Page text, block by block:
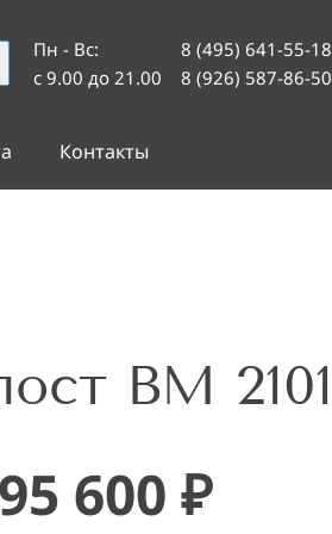
Пн - Вс:
с 9.00 до 21.00
8 (495) 641-55-18
8 (926) 587-86-50
Контакты
ВМ 2101
95 600 ₽